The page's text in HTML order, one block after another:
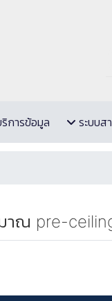
การข้อมูล ระบบส
pre-ceiling